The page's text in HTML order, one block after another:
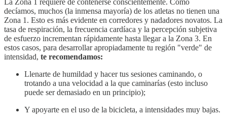
La Zona 1 requiere de contenerse conscientemente. Como
decíamos, muchos (la inmensa mayoría) de los atletas no tienen una
Zona 1. Esto es más evidente en corredores y nadadores novatos. La
tasa de respiración, la frecuencia cardíaca y la percepción subjetiva
de esfuerzo incrementan rápidamente hasta llegar a la Zona 3. En
estos casos, para desarrollar apropiadamente tu región "verde" de
intensidad, te recomendamos:
Llenarte de humildad y hacer tus sesiones caminando, o
trotando a una velocidad a la que caminarías (esto incluso
puede ser demasiado en un principio);
Y apoyarte en el uso de la bicicleta, a intensidades muy bajas.